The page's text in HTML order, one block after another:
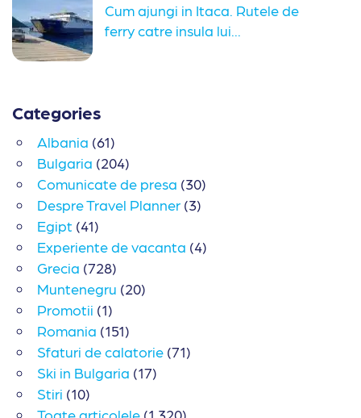
Cum ajungi in Itaca. Rutele de
ferry catre insula lui...
Categories
Albania (61)
Bulgaria (204)
Comunicate de presa (30)
Despre Travel Planner (3)
Egipt (41)
Experiente de vacanta (4)
Grecia (728)
Muntenegru (20)
Promotii (1)
Romania (151)
Sfaturi de calatorie (71)
Ski in Bulgaria (17)
Stiri (10)
Toate articolele (1,320)